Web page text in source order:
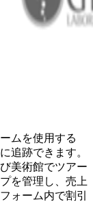
ムを使用する
追跡できます。
美術館でツアー
を管理し、売上
ォーム内で割引